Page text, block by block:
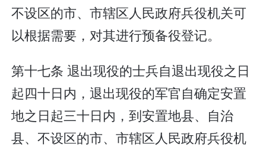
不设区的市、市辖区人民政府兵役机关可
以根据需要，对其进行预备役登记。
第十七条 退出现役的士兵自退出现役之日
起四十日内，退出现役的军官自确定安置
地之日起三十日内，到安置地县、自治
县、不设区的市、市辖区人民政府兵役机